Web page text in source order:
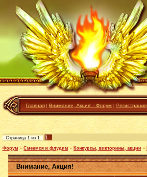
Главная | Внимание, Акция! - Форум | Регистрация
Страница 1 из 1 1
Форум » Смеемся и флудим » Конкурсы, викторины, акции »
Внимание, Акция!